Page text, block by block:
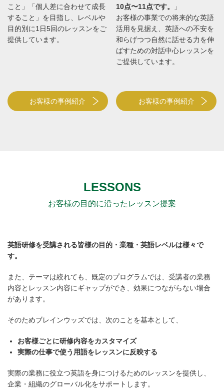
こと」「個人差に合わせて成長
すること」を目指し、レベルや
目的別に1日5回のレッスンをご
提供しています。
お客様の事例紹介
10点〜11点です。
」
お客様の事業での将来的な英語
活用を見据え、英語への不安を
和らげつつ自然に話せる力を伸
ばすための対話中心レッスンを
ご提供しています。
お客様の事例紹介
LESSONS
お客様の目的に沿ったレッスン提案
英語研修を受講される皆様の目的・業種・英語レベルは様々で
す。
また、テーマは絞れても、既定のプログラムでは、 受講者の業務
内容とレッスン内容にギャップができ、効果につながらない場合
があります。
そのためブレインウッズでは、次のことを基本として、
お客様ごとに研修内容をカスタマイズ
実際の仕事で使う用語をレッスンに反映する
実際の業務に役立つ英語を身につけるためのレッスンを提供し、
企業・組織のグローバル化をサポートします。